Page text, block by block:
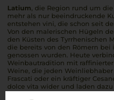
Latium, die Region rund um
mehr als nur beeindruckende
entstehen vini, die schon seit
Von den malerischen Hügeln
den Küsten des Tyrrhenischen
die bereits von den Römern bei
genossen wurden. Heute
Weinbautradition mit
Weine, die jeden
Frascati oder ein kräftiger
dolce vita wider und laden